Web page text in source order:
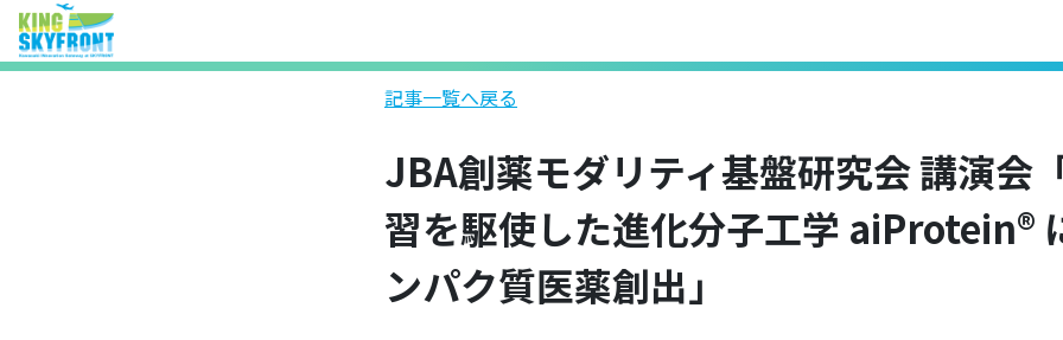
記事一覧へ戻る
JBA創薬モダリティ基盤研究会 講演会
習を駆使した進化分子工学 aiProtein®
ンパク質医薬創出」